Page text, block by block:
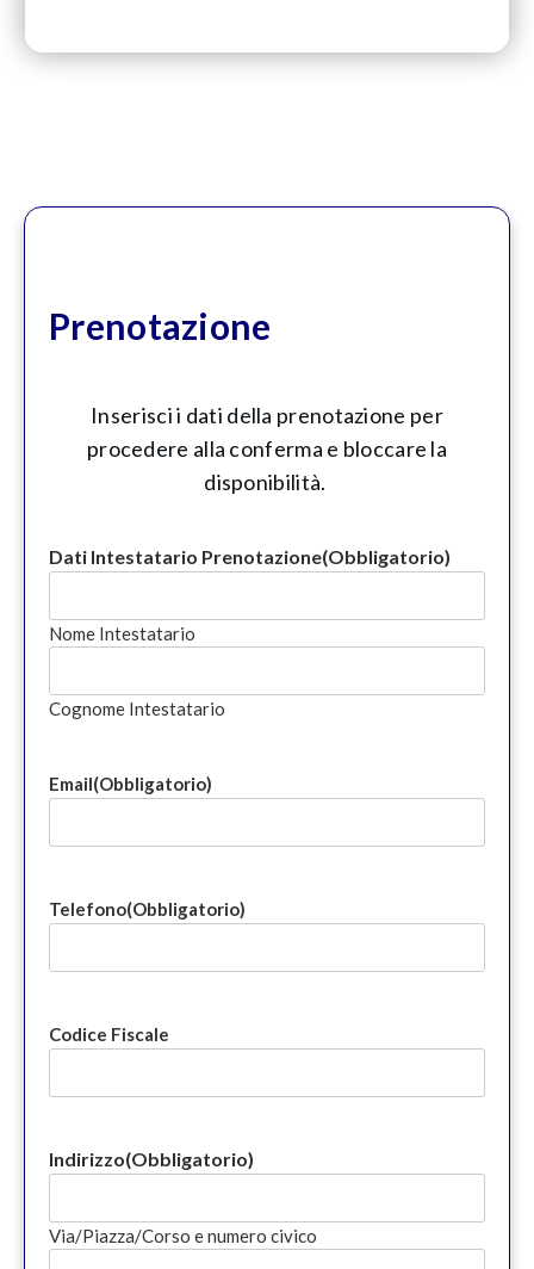
Prenotazione
Inserisci i dati della prenotazione per
procedere alla conferma e bloccare la
disponibilità.
Dati Intestatario Prenotazione(Obbligatorio)
Nome Intestatario
Cognome Intestatario
Email(Obbligatorio)
Telefono(Obbligatorio)
Codice Fiscale
Indirizzo(Obbligatorio)
Via/Piazza/Corso e numero civico